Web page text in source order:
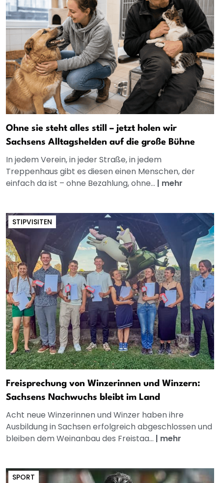
Ohne sie steht alles still – jetzt holen wir
Sachsens Alltagshelden auf die große Bühne
In jedem Verein, in jeder Straße, in jedem
Treppenhaus gibt es diesen einen Menschen, der
einfach da ist – ohne Bezahlung, ohne... | mehr
STIPVISITEN
Freisprechung von Winzerinnen und Winzern:
Sachsens Nachwuchs bleibt im Land
Acht neue Winzerinnen und Winzer haben ihre
Ausbildung in Sachsen erfolgreich abgeschlossen und
bleiben dem Weinanbau des Freistaa... | mehr
SPORT